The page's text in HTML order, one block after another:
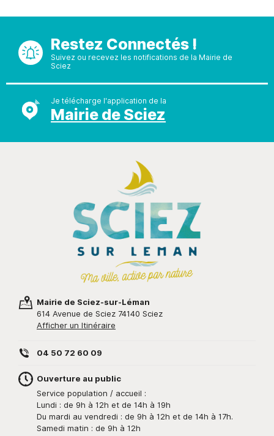
Restez Connectés !
Suivez ou recevez les notifications de la Mairie de
Sciez
Je télécharge l'application de la
Mairie de Sciez
Mairie de Sciez-sur-Léman
614 Avenue de Sciez 74140 Sciez
Afficher un Itinéraire
04 50 72 60 09
Ouverture au public
Service population / accueil :
Lundi : de 9h à 12h et de 14h à 19h
Du mardi au vendredi : de 9h à 12h et de 14h à 17h.
Samedi matin : de 9h à 12h